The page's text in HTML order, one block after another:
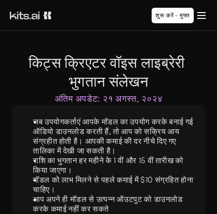
शुरू करें - मुफ्त
किट्स क्रिएटर वॉइस लाइब्रेरी
भुगतान संलेखन
अंतिम अपडेट: २१ अगस्त, २०२४
जब उपयोगकर्ताएं आपके मॉडल का उपयोग करके बनाई गई
ऑडियो डाउनलोड करती हैं, तो आप को सक्रिय आय
संग्रहीत होती है। आपकी कमाई की दर नीचे दिए गए
तालिका में देखी जा सकती है।
राशि का भुगतान हर महीने के 1 वीं और 15 वीं तारीख को
किया जाएगा।
मॉडल को लाभ मिलने से पहले कमाई में $10 संग्रहित होना
चाहिए।
आप अपने ही मॉडल से उत्पन्न ऑउटपुट को डाउनलोड
करके कमाई नहीं कर सकते